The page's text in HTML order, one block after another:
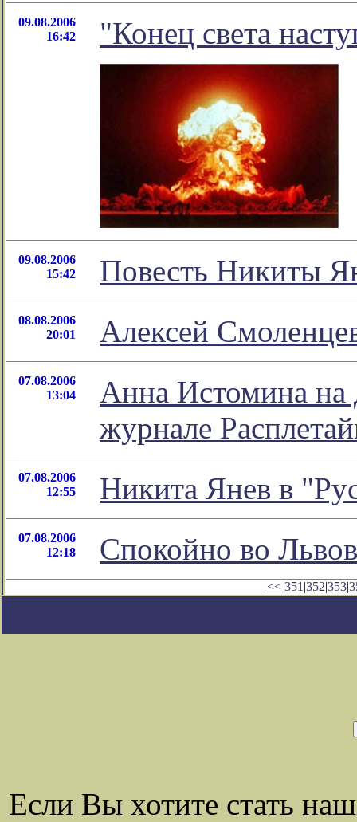
09.08.2006
16:42
"Конец света
09.08.2006
15:42
Повесть Никиты
08.08.2006
20:01
Алексей
07.08.2006
13:04
Анна Истомина на
журнале
07.08.2006
12:55
Никита Янев в
07.08.2006
12:18
Спокойно во
<< 351 |352|353|
Если Вы хотите стать